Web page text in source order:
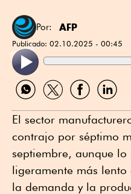
Por: AFP
Publicado: 02.10.2025 - 00:45
Compartir
por
Compartir
por
Compartir
por
Compartir
por
El sector
contrajo por séptimo
septiembre, aunque
ligeramente más
la demanda y la